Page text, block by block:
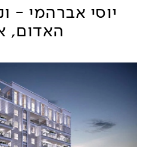
יוסי אברהמי -
האדום,